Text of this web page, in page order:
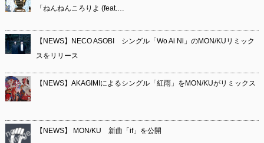
「ねんねんころりよ (feat.…
【NEWS】NECO ASOBI シングル「Wo Ai Ni」のMON/KUリミック
スをリリース
【NEWS】AKAGIMIによるシングル「紅雨」をMON/KUがリミックス
【NEWS】 MON/KU 新曲「if」を公開